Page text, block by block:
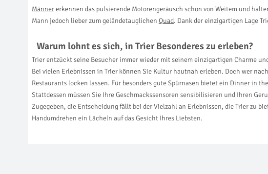
Männererkennen das pulsierende Motorengeräusch schon von Weitem und
Mann jedoch lieber zum geländetauglichen Quad. Dank der einzigartigen Lage
Warum lohnt es sich, in Trier Besonderes zu erleben?
Trier entzückt seine Besucher immer wieder mit seinem einzigartigen Charme
Bei vielen Erlebnissen in Trier können Sie Kultur hautnah erleben. Doch wer
Restaurants locken lassen. Für besonders gute Spürnasen bietet ein Dinner in
Stattdessen müssen Sie Ihre Geschmackssensoren sensibilisieren und Ihren
Zugegeben, die Entscheidung fällt bei der Vielzahl an Erlebnissen, die Trier zu
Handumdrehen ein Lächeln auf das Gesicht Ihres Liebsten.